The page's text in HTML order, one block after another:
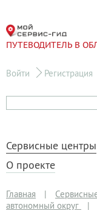
ПУТЕВОДИТЕЛЬ В
Войти Регистрация
Сервисные центры
О проекте
Главная |
автономный округ
|